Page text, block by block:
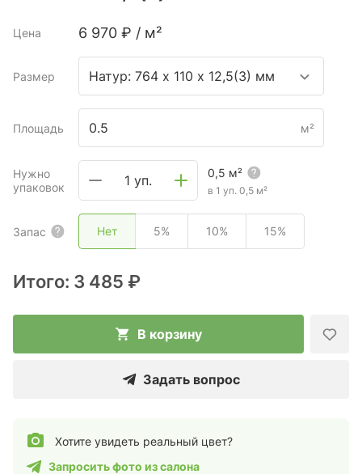
Цена 6 970 ₽ / м²
Размер Натур: 764 х 110 х 12,5(3) мм
Площадь м²
Нужно
упаковок
1 уп. 0,5 м²
в 1 уп. 0,5 м²
Запас Нет 5% 10% 15%
Итого: 3 485 ₽
В корзину
Задать вопрос
Хотите увидеть реальный цвет?
Запросить фото из салона